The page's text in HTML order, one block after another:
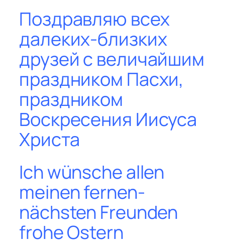
Поздравляю всех
далeких-близких
друзей с величайшим
праздником Пасхи,
праздником
Воскресения Иисуса
Христа
Ich wünsche allen
meinen fernen-
nächsten Freunden
frohe Ostern